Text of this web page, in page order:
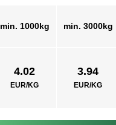
min. 1000kg
4.02
EUR/KG
min. 3000kg
3.94
EUR/KG